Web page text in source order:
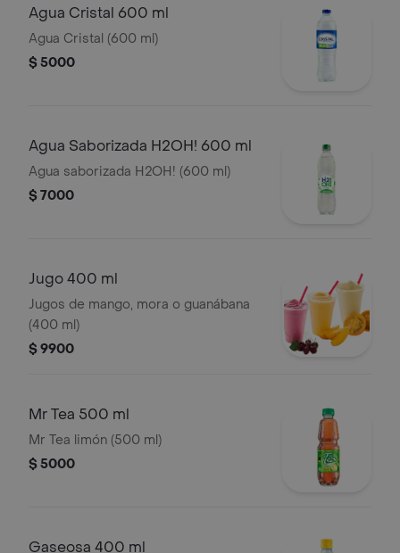
Agua Cristal 600 ml
Agua Cristal (600 ml)
$ 5000
Agua Saborizada H2OH! 600 ml
Agua saborizada H2OH! (600 ml)
$ 7000
Jugo 400 ml
Jugos de mango, mora o guanábana
(400 ml)
$ 9900
Mr Tea 500 ml
Mr Tea limón (500 ml)
$ 5000
Gaseosa 400 ml